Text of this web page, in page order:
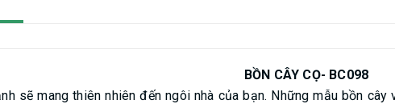
BỒN CÂY CỌ- BC098
sẽ mang thiên nhiên đến ngôi nhà của bạn. Những mẫu bồn